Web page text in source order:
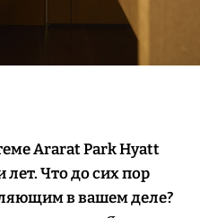
Ararat Park Hyatt
Что до сих пор
в вашем деле?